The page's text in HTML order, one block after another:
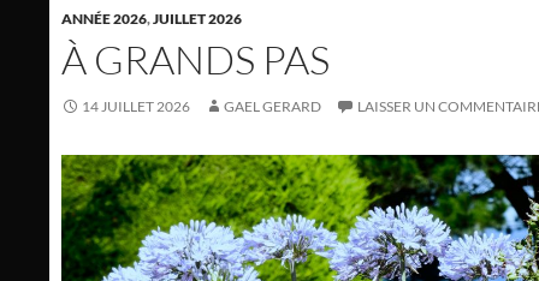
ANNÉE 2026,JUILLET 2026
À GRANDS PAS
14 JUILLET 2026 GAEL GERARD LAISSER UN